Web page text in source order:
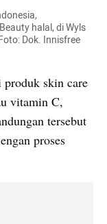
halal, di Wyls
Dok. Innisfree
produk skin care
vitamin C,
tersebut
proses